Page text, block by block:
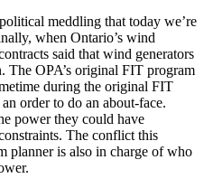
meddling that today we’re
when Ontario’s wind
said that wind generators
The OPA’s original FIT program
during the original FIT
order to do an about-face.
power they could have
The conflict this
planner is also in charge of who